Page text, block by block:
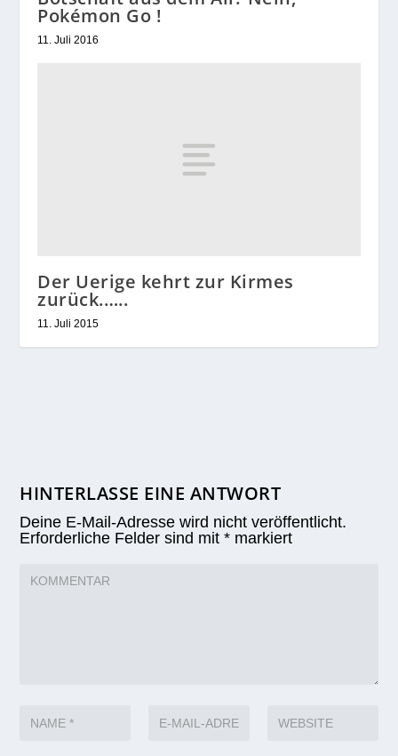
Pokémon Go !
11. Juli 2016
Der Uerige kehrt zur Kirmes
zurück.…..
11. Juli 2015
HINTERLASSE EINE ANTWORT
Deine E-Mail-Adresse wird nicht veröffentlicht.
Erforderliche Felder sind mit* markiert